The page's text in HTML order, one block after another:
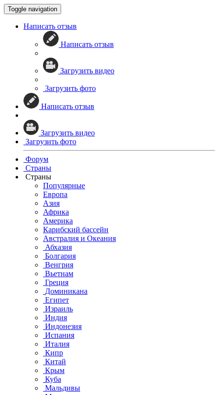
Toggle navigation
Написать отзыв
Написать отзыв
Загрузить видео
Загрузить фото
Написать отзыв
Загрузить видео
Загрузить фото
Форум
Страны
Страны
Популярные
Европа
Азия
Африка
Америка
Карибский бассейн
Австралия и Океания
Абхазия
Болгария
Венгрия
Вьетнам
Греция
Доминикана
Египет
Израиль
Индия
Индонезия
Испания
Италия
Кипр
Китай
Крым
Куба
Мальдивы